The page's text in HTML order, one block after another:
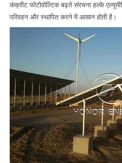
कंक्रीट फोटोवोल्टिक बढ़ते संरचना हल्के
परिवहन और स्थापित करने में आसान होती है।